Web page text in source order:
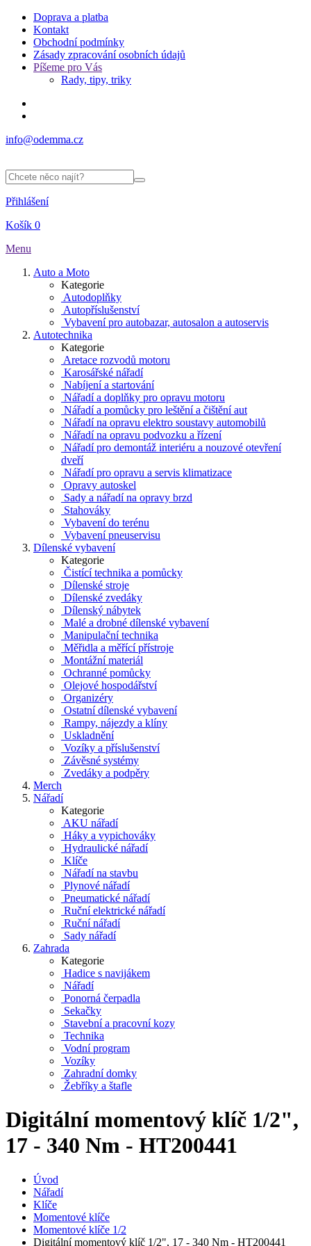
Doprava a platba
Kontakt
Obchodní podmínky
Zásady zpracování osobních údajů
Píšeme pro Vás
Rady, tipy, triky
info@odemma.cz
Přihlášení
Košík 0
Menu
Auto a Moto
Kategorie
Autodoplňky
Autopříslušenství
Vybavení pro autobazar, autosalon a autoservis
Autotechnika
Kategorie
Aretace rozvodů motoru
Karosářské nářadí
Nabíjení a startování
Nářadí a doplňky pro opravu motoru
Nářadí a pomůcky pro leštění a čištění aut
Nářadí na opravu elektro soustavy automobilů
Nářadí na opravu podvozku a řízení
Nářadí pro demontáž interiéru a nouzové otevření
dveří
Nářadí pro opravu a servis klimatizace
Opravy autoskel
Sady a nářadí na opravy brzd
Stahováky
Vybavení do terénu
Vybavení pneuservisu
Dílenské vybavení
Kategorie
Čistící technika a pomůcky
Dílenské stroje
Dílenské zvedáky
Dílenský nábytek
Malé a drobné dílenské vybavení
Manipulační technika
Měřidla a měřící přístroje
Montážní materiál
Ochranné pomůcky
Olejové hospodářství
Organizéry
Ostatní dílenské vybavení
Rampy, nájezdy a klíny
Uskladnění
Vozíky a příslušenství
Závěsné systémy
Zvedáky a podpěry
Merch
Nářadí
Kategorie
AKU nářadí
Háky a vypichováky
Hydraulické nářadí
Klíče
Nářadí na stavbu
Plynové nářadí
Pneumatické nářadí
Ruční elektrické nářadí
Ruční nářadí
Sady nářadí
Zahrada
Kategorie
Hadice s navijákem
Nářadí
Ponorná čerpadla
Sekačky
Stavební a pracovní kozy
Technika
Vodní program
Vozíky
Zahradní domky
Žebříky a štafle
Digitální momentový klíč 1/2",
17 - 340 Nm - HT200441
Úvod
Nářadí
Klíče
Momentové klíče
Momentové klíče 1/2
Digitální momentový klíč 1/2", 17 - 340 Nm - HT200441